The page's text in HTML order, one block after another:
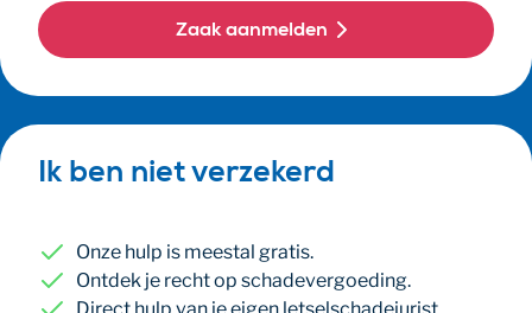
Zaak aanmelden
Ik ben niet verzekerd
Onze hulp is meestal gratis.
Ontdek je recht op schadevergoeding.